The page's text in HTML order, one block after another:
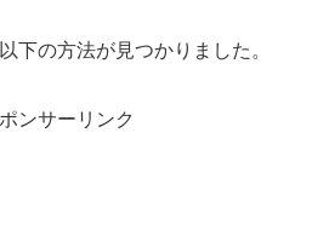
下の方法が見つかりました。
ンサーリンク